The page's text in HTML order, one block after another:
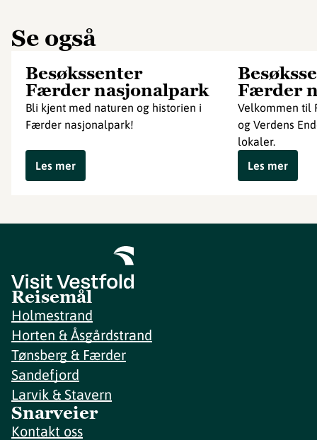
Se også
Besøkssenter
Færder nasjonalpark
Bli kjent med naturen og historien i
Færder nasjonalpark!
Les mer
Færder
Velkommen til
og Verdens
lokaler.
Les mer
Reisemål
Holmestrand
Horten & Åsgårdstrand
Tønsberg & Færder
Sandefjord
Larvik & Stavern
Snarveier
Kontakt oss